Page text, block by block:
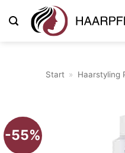
Inhalt
Start » Haarstyling
-55%